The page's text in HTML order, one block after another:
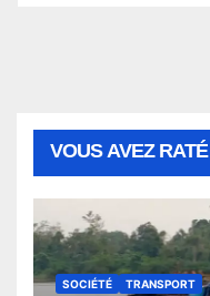
VOUS AVEZ RATÉ
SOCIÉTÉ TRANSPORT